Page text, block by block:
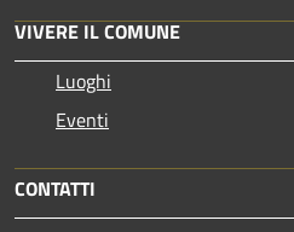
VIVERE IL COMUNE
Luoghi
Eventi
CONTATTI